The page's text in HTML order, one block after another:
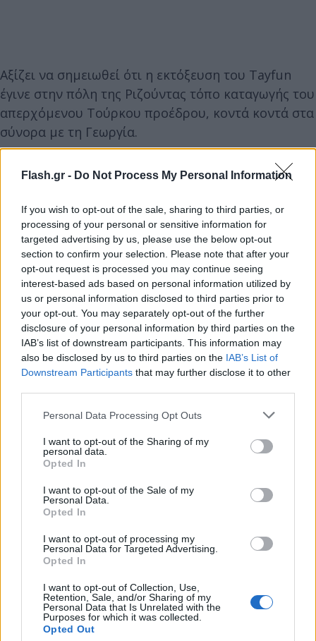
Flash.gr - Do Not Process My Personal Information
If you wish to opt-out of the sale, sharing to third parties, or
processing of your personal or sensitive information for
targeted advertising by us, please use the below opt-out
section to confirm your selection. Please note that after your
opt-out request is processed you may continue seeing
interest-based ads based on personal information utilized by
us or personal information disclosed to third parties prior to
your opt-out. You may separately opt-out of the further
disclosure of your personal information by third parties on the
IAB’s list of downstream participants. This information may
also be disclosed by us to third parties on the IAB’s List of
Downstream Participants that may further disclose it to other
Please note that this website/app uses one or more Google
not limited to your visit or usage behaviour. You may click to
grant or deny consent to Google and its third-party tags to
use your data for below specified purposes in below Google
consent section.
Personal Data Processing Opt Outs
I want to opt-out of the Sharing of my
personal data.
Opted In
I want to opt-out of the Sale of my
Personal Data.
Opted In
I want to opt-out of processing my
Personal Data for Targeted Advertising.
Opted In
I want to opt-out of Collection, Use,
Retention, Sale, and/or Sharing of my
Personal Data that Is Unrelated with the
Purposes for which it was collected.
Opted Out
Αξίζει να σημειωθεί ότι η εκτόξευση του Tayfun
έγινε στην πόλη της Ριζούντας τόπο καταγωγής του
απερχόμενου Τούρκου προέδρου, κοντά κοντά στα
σύνορα με τη Γεωργία.
Tο βεληνεκές είναι 565 χιλιόμετρα με τον Ερντογάν
1.000 χιλιόμετρα.